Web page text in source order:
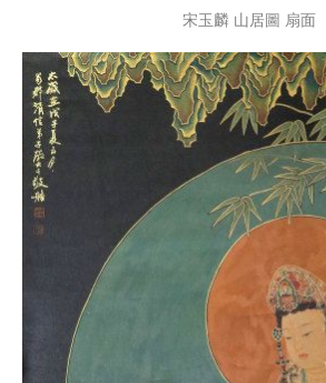
宋玉麟 山居圖 扇面